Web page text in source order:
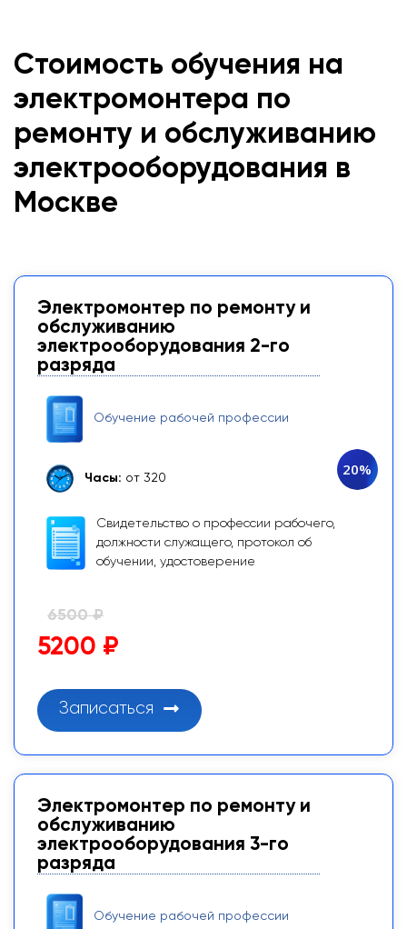
Стоимость обучения на
электромонтера по
ремонту и обслуживанию
электрооборудования в
Москве
Электромонтер по ремонту и
обслуживанию
электрооборудования 2-го
разряда
Обучение рабочей профессии
Часы: от 320
Свидетельство о профессии рабочего,
должности служащего, протокол об
обучении, удостоверение
20%
6500 ₽
5200 ₽
Записаться
Электромонтер по ремонту и
обслуживанию
электрооборудования 3-го
разряда
Обучение рабочей профессии